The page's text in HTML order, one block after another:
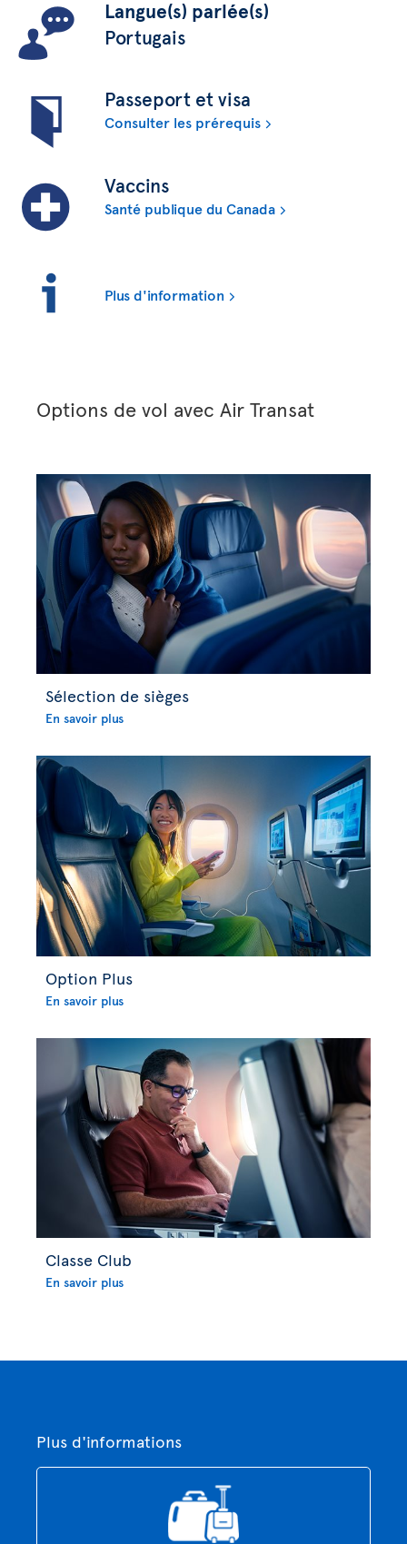
Langue(s) parlée(s)
Portugais
Passeport et visa
Consulter les prérequis
Vaccins
Santé publique du Canada
Plus d'information
Options de vol avec Air Transat
Sélection de sièges
En savoir plus
Option Plus
En savoir plus
Classe Club
En savoir plus
Plus d'informations